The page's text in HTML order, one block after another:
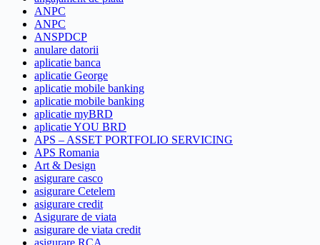
ANPC
ANPC
ANSPDCP
anulare datorii
aplicatie banca
aplicatie George
aplicatie mobile banking
aplicatie mobile banking
aplicatie myBRD
aplicatie YOU BRD
APS – ASSET PORTFOLIO SERVICING
APS Romania
Art & Design
asigurare casco
asigurare Cetelem
asigurare credit
Asigurare de viata
asigurare de viata credit